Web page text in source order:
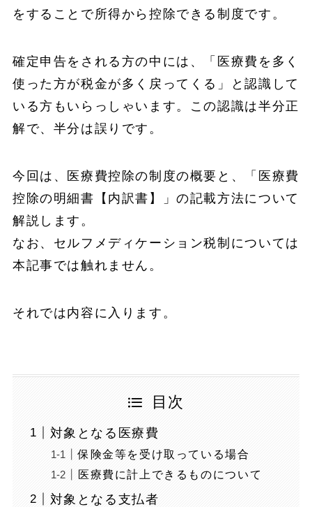
をすることで所得から控除できる制度です。
確定申告をされる方の中には、「医療費を多く
使った方が税金が多く戻ってくる」と認識して
いる方もいらっしゃいます。この認識は半分正
解で、半分は誤りです。
今回は、医療費控除の制度の概要と、「医療費
控除の明細書【内訳書】」の記載方法について
解説します。
なお、セルフメディケーション税制については
本記事では触れません。
それでは内容に入ります。
目次
対象となる医療費
保険金等を受け取っている場合
医療費に計上できるものについて
対象となる支払者